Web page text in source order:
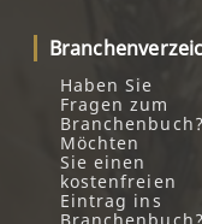
Haben Sie
Fragen zum
Möchten
Sie einen
kostenfreien
Eintrag ins